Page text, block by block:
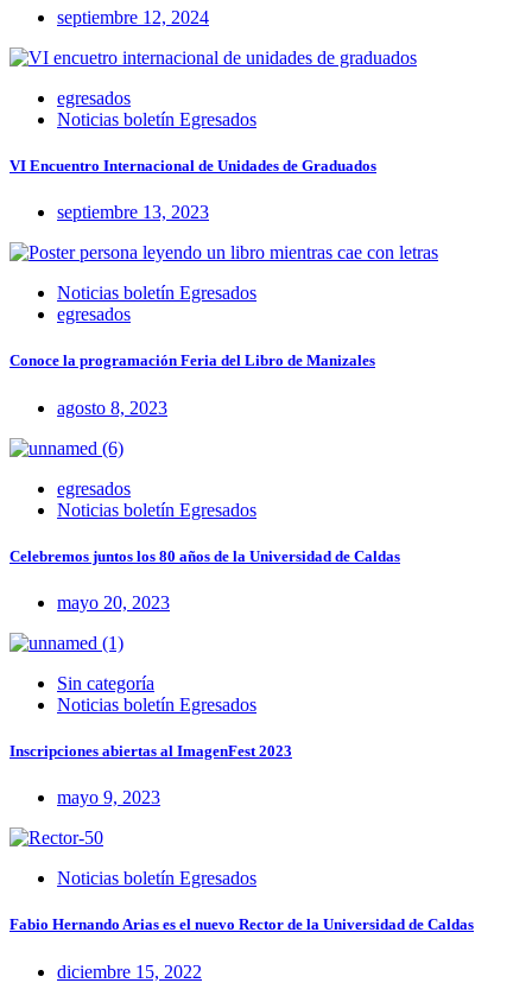
septiembre 12, 2024
egresados
Noticias boletín Egresados
VI Encuentro Internacional de Unidades de Graduados
septiembre 13, 2023
Noticias boletín Egresados
egresados
Conoce la programación Feria del Libro de Manizales
agosto 8, 2023
egresados
Noticias boletín Egresados
Celebremos juntos los 80 años de la Universidad de Caldas
mayo 20, 2023
Sin categoría
Noticias boletín Egresados
Inscripciones abiertas al ImagenFest 2023
mayo 9, 2023
Noticias boletín Egresados
Fabio Hernando Arias es el nuevo Rector de la Universidad de Caldas
diciembre 15, 2022